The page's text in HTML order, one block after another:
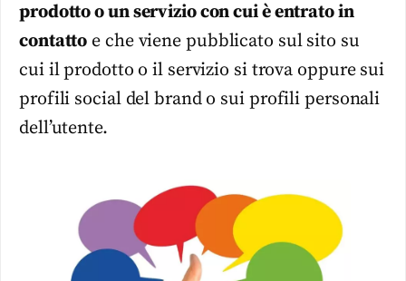
prodotto o un servizio con cui è entrato in
contatto e che viene pubblicato sul sito su
cui il prodotto o il servizio si trova oppure sui
profili social del brand o sui profili personali
dell’utente.